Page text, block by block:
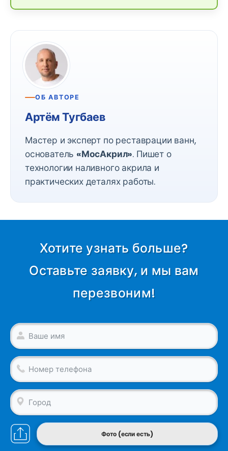
ОБ АВТОРЕ
Артём Тугбаев
Мастер и эксперт по реставрации ванн,
основатель «МосАкрил». Пишет о
технологии наливного акрила и
практических деталях работы.
Хотите узнать больше?
Оставьте заявку, и мы вам
перезвоним!
Фото (если есть)